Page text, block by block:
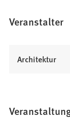
Veranstalter
Architektur